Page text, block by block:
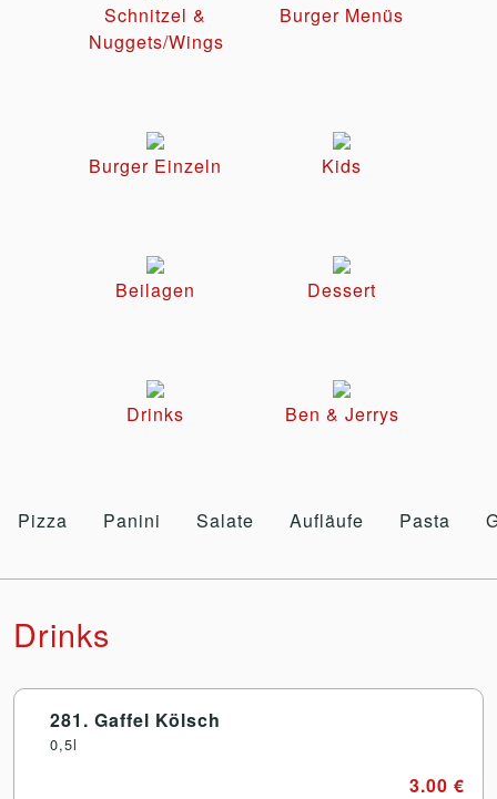
Schnitzel &
Nuggets/Wings
Burger Menüs
Burger Einzeln Kids
Beilagen Dessert
Drinks Ben & Jerrys
Pizza Panini Salate Aufläufe Pasta
Drinks
281. Gaffel Kölsch
0,5l
3.00 €